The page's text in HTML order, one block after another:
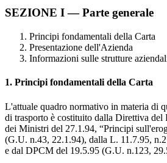
SEZIONE I — Parte generale
Principi fondamentali della Carta
Presentazione dell'Azienda
Informazioni sulle strutture
1. Principi fondamentali della Carta
L'attuale quadro normativo in materia di
di trasporto è costituito dalla Direttiva del
dei Ministri del 27.1.94, “Principi
(G.U. n.43, 22.1.94), dalla L. 11.7.95,
e dal DPCM del 19.5.95 (G.U. n.123,